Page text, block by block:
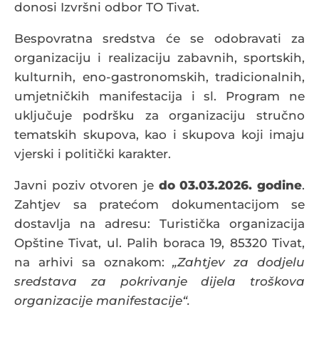
donosi Izvršni odbor TO Tivat.
Bespovratna sredstva će se odobravati za
organizaciju i realizaciju zabavnih, sportskih,
kulturnih, eno-gastronomskih, tradicionalnih,
umjetničkih manifestacija i sl. Program ne
uključuje podršku za organizaciju stručno
tematskih skupova, kao i skupova koji imaju
vjerski i politički karakter.
Javni poziv otvoren je do 03.03.2026. godine.
Zahtjev sa pratećom dokumentacijom se
dostavlja na adresu: Turistička organizacija
Opštine Tivat, ul. Palih boraca 19, 85320 Tivat,
na arhivi sa oznakom:„Zahtjev za dodjelu
sredstava za pokrivanje dijela troškova
organizacije manifestacije“.